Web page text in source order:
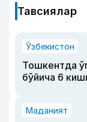
Тавсиялар
Ўзбекистон
Тошкентда
бўйича 6
Маданият